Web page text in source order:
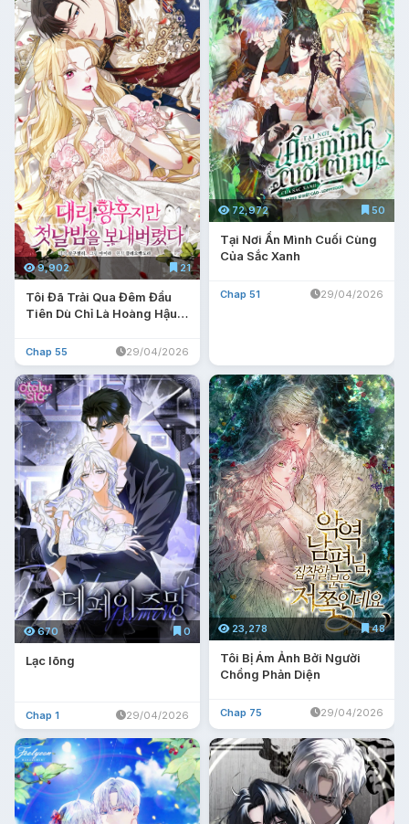
9,902 21
Tôi Đã Trải Qua Đêm Đầu
Tiên Dù Chỉ Là Hoàng Hậu
Chap 55 29/04/2026
72,972 50
Tại Nơi Ẩn Mình Cuối Cùng
Của Sắc Xanh
Chap 51 29/04/2026
670 0
Lạc lõng
Chap 1 29/04/2026
23,278 48
Tôi Bị Ám Ảnh Bởi Người
Chồng Phản Diện
Chap 75 29/04/2026